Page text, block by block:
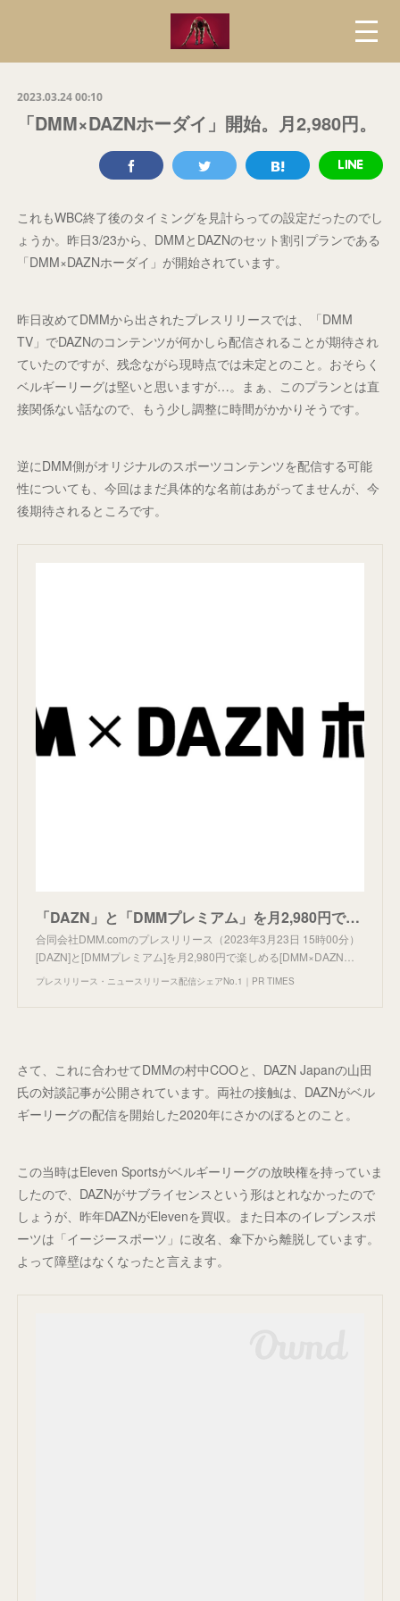
2023.03.24 00:10
「DMM×DAZNホーダイ」開始。月2,980円。
これもWBC終了後のタイミングを見計らっての設定だったのでし
ょうか。昨日3/23から、DMMとDAZNのセット割引プランである
「DMM×DAZNホーダイ」が開始されています。
昨日改めてDMMから出されたプレスリリースでは、「DMM
TV」でDAZNのコンテンツが何かしら配信されることが期待され
ていたのですが、残念ながら現時点では未定とのこと。おそらく
ベルギーリーグは堅いと思いますが…。まぁ、このプランとは直
接関係ない話なので、もう少し調整に時間がかかりそうです。
逆にDMM側がオリジナルのスポーツコンテンツを配信する可能
性についても、今回はまだ具体的な名前はあがってませんが、今
後期待されるところです。
「DAZN」と「DMMプレミアム」を月2,980円で楽しめる「DMM×DAZNホーダイ」本日スタート！
合同会社DMM.comのプレスリリース（2023年3月23日 15時00分）
[DAZN]と[DMMプレミアム]を月2,980円で楽しめる[DMM×DAZN…
プレスリリース・ニュースリリース配信シェアNo.1｜PR TIMES
さて、これに合わせてDMMの村中COOと、DAZN Japanの山田
氏の対談記事が公開されています。両社の接触は、DAZNがベル
ギーリーグの配信を開始した2020年にさかのぼるとのこと。
この当時はEleven Sportsがベルギーリーグの放映権を持っていま
したので、DAZNがサブライセンスという形はとれなかったので
しょうが、昨年DAZNがElevenを買収。また日本のイレブンスポ
ーツは「イージースポーツ」に改名、傘下から離脱しています。
よって障壁はなくなったと言えます。